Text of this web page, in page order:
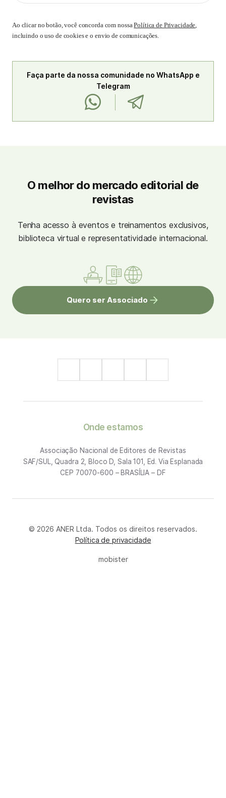
Ao clicar no botão, você concorda com nossaPolítica de Privacidade,
incluindo o uso de cookies e o envio de comunicações.
Faça parte da nossa comunidade no WhatsApp e
Telegram
O melhor do mercado editorial de
revistas
Tenha acesso à eventos e treinamentos exclusivos,
biblioteca virtual e representatividade internacional.
Quero ser Associado
Onde estamos
Associação Nacional de Editores de Revistas
SAF/SUL, Quadra 2, Bloco D, Sala 101, Ed. Via Esplanada
CEP 70070-600 – BRASÍLIA – DF
© 2026 ANER Ltda. Todos os direitos reservados.
Política de privacidade
mobister